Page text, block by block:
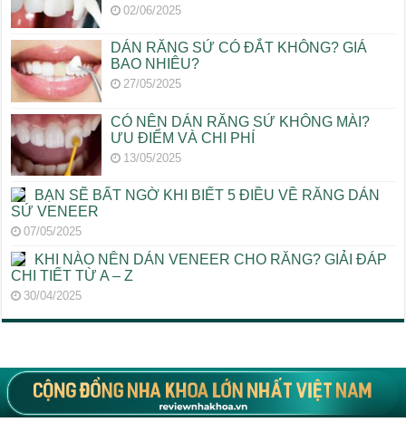
02/06/2025
DÁN RĂNG SỨ CÓ ĐẮT KHÔNG? GIÁ
BAO NHIÊU?
27/05/2025
CÓ NÊN DÁN RĂNG SỨ KHÔNG MÀI?
ƯU ĐIỂM VÀ CHI PHÍ
13/05/2025
BẠN SẼ BẤT NGỜ KHI BIẾT 5 ĐIỀU VỀ RĂNG DÁN
SỨ VENEER
07/05/2025
KHI NÀO NÊN DÁN VENEER CHO RĂNG? GIẢI ĐÁP
CHI TIẾT TỪ A – Z
30/04/2025